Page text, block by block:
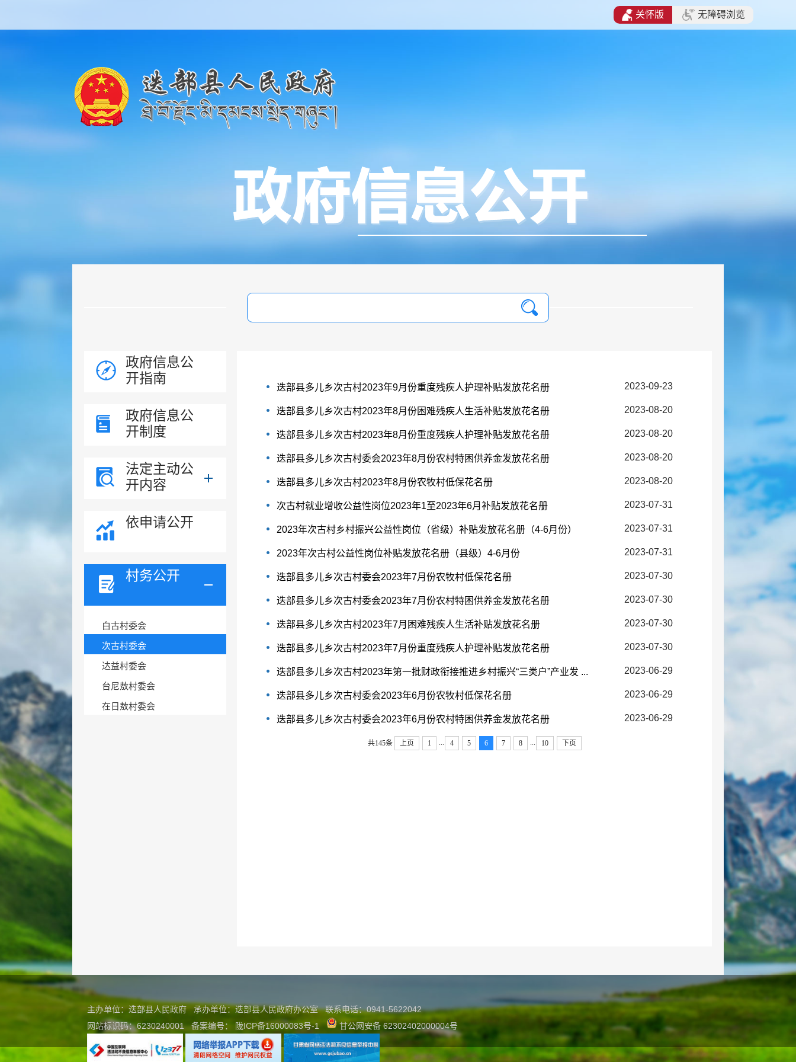
关怀版 无障碍浏览
政府信息公
开指南
政府信息公
开制度
法定主动公
开内容
依申请公开
村务公开
白古村委会
次古村委会
达益村委会
台尼敖村委会
在日敖村委会
迭部县多儿乡次古村2023年9月份重度残疾人护理补贴发放花名册 2023-09-23
迭部县多儿乡次古村2023年8月份困难残疾人生活补贴发放花名册 2023-08-20
迭部县多儿乡次古村2023年8月份重度残疾人护理补贴发放花名册 2023-08-20
迭部县多儿乡次古村委会2023年8月份农村特困供养金发放花名册 2023-08-20
迭部县多儿乡次古村2023年8月份农牧村低保花名册 2023-08-20
次古村就业增收公益性岗位2023年1至2023年6月补贴发放花名册 2023-07-31
2023年次古村乡村振兴公益性岗位（省级）补贴发放花名册（4-6月份） 2023-07-31
2023年次古村公益性岗位补贴发放花名册（县级）4-6月份 2023-07-31
迭部县多儿乡次古村委会2023年7月份农牧村低保花名册 2023-07-30
迭部县多儿乡次古村委会2023年7月份农村特困供养金发放花名册 2023-07-30
迭部县多儿乡次古村2023年7月困难残疾人生活补贴发放花名册 2023-07-30
迭部县多儿乡次古村2023年7月份重度残疾人护理补贴发放花名册 2023-07-30
迭部县多儿乡次古村2023年第一批财政衔接推进乡村振兴“三类户”产业发 ... 2023-06-29
迭部县多儿乡次古村委会2023年6月份农牧村低保花名册 2023-06-29
迭部县多儿乡次古村委会2023年6月份农村特困供养金发放花名册 2023-06-29
共145条 上页 1 4 5 6 7 8 10 下页
主办单位：迭部县人民政府 承办单位：迭部县人民政府办公室联系电话：0941-5622042
网站标识码：6230240001
备案编号： 陇ICP备16000083号-1 甘公网安备 62302402000004号